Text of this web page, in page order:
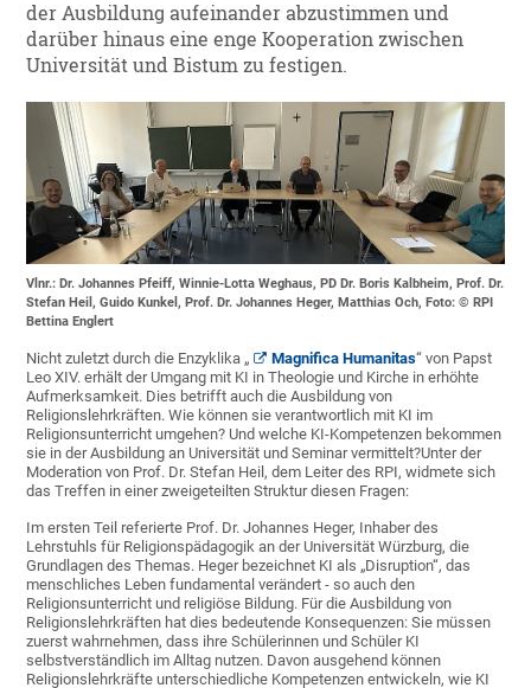
der Ausbildung aufeinander abzustimmen und
darüber hinaus eine enge Kooperation zwischen
Universität und Bistum zu festigen.
Vlnr.: Dr. Johannes Pfeiff, Winnie-Lotta Weghaus, PD Dr. Boris Kalbheim, Prof. Dr.
Stefan Heil, Guido Kunkel, Prof. Dr. Johannes Heger, Matthias Och, Foto: © RPI
Bettina Englert
Nicht zuletzt durch die Enzyklika „ Magnifica Humanitas“ von Papst
Leo XIV. erhält der Umgang mit KI in Theologie und Kirche in erhöhte
Aufmerksamkeit. Dies betrifft auch die Ausbildung von
Religionslehrkräften. Wie können sie verantwortlich mit KI im
Religionsunterricht umgehen? Und welche KI-Kompetenzen bekommen
sie in der Ausbildung an Universität und Seminar vermittelt?Unter der
Moderation von Prof. Dr. Stefan Heil, dem Leiter des RPI, widmete sich
das Treffen in einer zweigeteilten Struktur diesen Fragen:
Im ersten Teil referierte Prof. Dr. Johannes Heger, Inhaber des
Lehrstuhls für Religionspädagogik an der Universität Würzburg, die
Grundlagen des Themas. Heger bezeichnet KI als „Disruption“, das
menschliches Leben fundamental verändert - so auch den
Religionsunterricht und religiöse Bildung. Für die Ausbildung von
Religionslehrkräften hat dies bedeutende Konsequenzen: Sie müssen
zuerst wahrnehmen, dass ihre Schülerinnen und Schüler KI
selbstverständlich im Alltag nutzen. Davon ausgehend können
Religionslehrkräfte unterschiedliche Kompetenzen entwickeln, wie KI